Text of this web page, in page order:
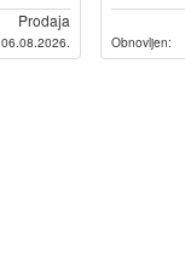
Prodaja
06.08.2026. Obnovljen: